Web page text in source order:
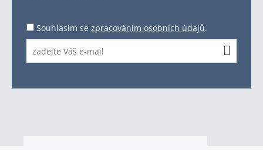
Souhlasím se zpracováním osobních údajů.